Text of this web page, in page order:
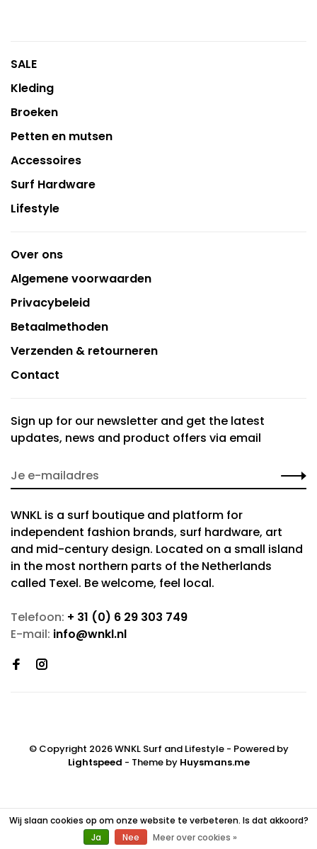
SALE
Kleding
Broeken
Petten en mutsen
Accessoires
Surf Hardware
Lifestyle
Over ons
Algemene voorwaarden
Privacybeleid
Betaalmethoden
Verzenden & retourneren
Contact
Sign up for our newsletter and get the latest
updates, news and product offers via email
WNKL is a surf boutique and platform for
independent fashion brands, surf hardware, art
and mid-century design. Located on a small island
in the most northern parts of the Netherlands
called Texel. Be welcome, feel local.
Telefoon: + 31 (0) 6 29 303 749
E-mail: info@wnkl.nl
© Copyright 2026 WNKL Surf and Lifestyle - Powered by
Lightspeed - Theme by Huysmans.me
Wij slaan cookies op om onze website te verbeteren. Is dat akkoord?
Ja
Nee Meer over cookies »